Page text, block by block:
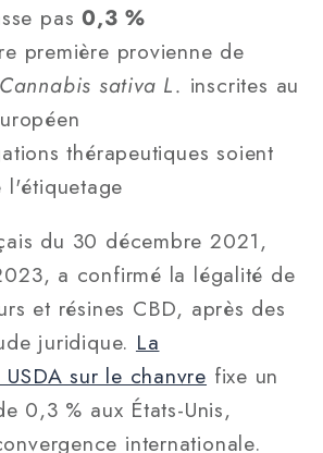
pas0,3 %
première provienne de
Cannabis sativa L. inscrites au
thérapeutiques soient
l'étiquetage
du 30 décembre 2021,
a confirmé la légalité de
et résines CBD, après des
juridique. La
sur le chanvre fixe un
0,3 % aux États-Unis,
internationale.